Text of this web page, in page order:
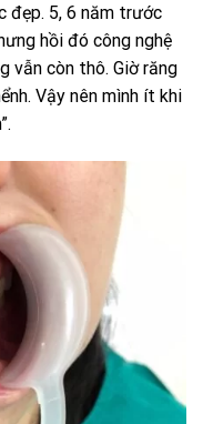
đẹp. 5, 6 năm trước
hồi đó công nghệ
vẫn còn thô. Giờ răng
Vậy nên mình ít khi